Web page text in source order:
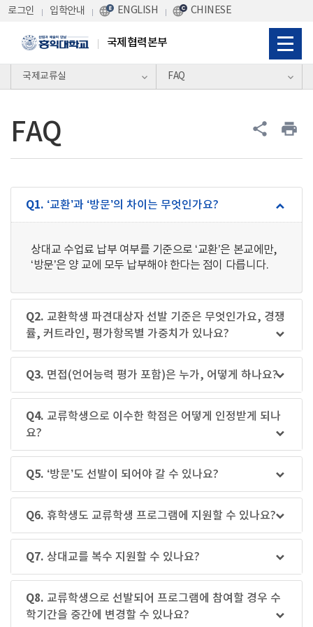
Skip Menu
로그인 입학안내 ENGLISH CHINESE
국제협력본부
국제교류실 FAQ
FAQ share print
Q1. ‘교환’과 ‘방문’의 차이는 무엇인가요? keyboard_arrow_down
상대교 수업료 납부 여부를 기준으로 ‘교환’은 본교에만,
‘방문’은 양 교에 모두 납부해야 한다는 점이 다릅니다.
Q2. 교환학생 파견대상자 선발 기준은 무엇인가요, 경쟁
률, 커트라인, 평가항목별 가중치가 있나요?
keyboard_arrow_down
Q3. 면접(언어능력 평가 포함)은 누가, 어떻게 하나요?keyboard_arrow_down
Q4. 교류학생으로 이수한 학점은 어떻게 인정받게 되나
요?
keyboard_arrow_down
Q5. ‘방문’도 선발이 되어야 갈 수 있나요? keyboard_arrow_down
Q6. 휴학생도 교류학생 프로그램에 지원할 수 있나요?keyboard_arrow_down
Q7. 상대교를 복수 지원할 수 있나요? keyboard_arrow_down
Q8. 교류학생으로 선발되어 프로그램에 참여할 경우 수
학기간을 중간에 변경할 수 있나요?
keyboard_arrow_down